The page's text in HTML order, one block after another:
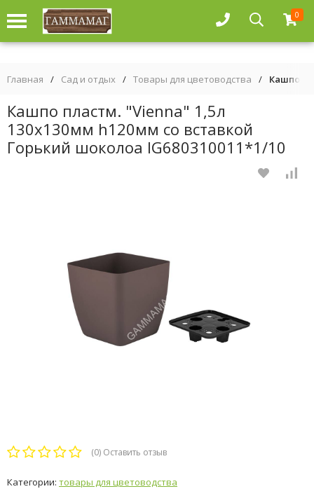
0
Главная / Сад и отдых / Товары для цветоводства / Кашпо
Кашпо пластм. "Vienna" 1,5л
130х130мм h120мм со вставкой
Горький шоколоа IG680310011*1/10
(0) Оставить отзыв
Категории: товары для цветоводства